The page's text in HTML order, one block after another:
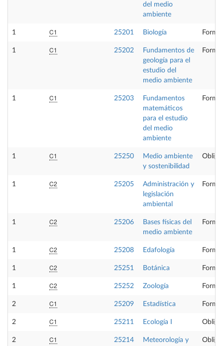
del medio
ambiente
1 C1 25201 Biología
1 C1 25202
Fundamentos de
geología para el
estudio del
medio ambiente
1 C1 25203
Fundamentos
matemáticos
para el estudio
del medio
ambiente
1 C1 25250
Medio ambiente
y sostenibilidad
1 C2 25205
Administración y
legislación
ambiental
1 C2 25206
Bases físicas del
medio ambiente
1 C2 25208 Edafología
1 C2 25251 Botánica
1 C2 25252 Zoología
2 C1 25209 Estadística
2 C1 25211 Ecología I
2 C1 25214
Meteorología y